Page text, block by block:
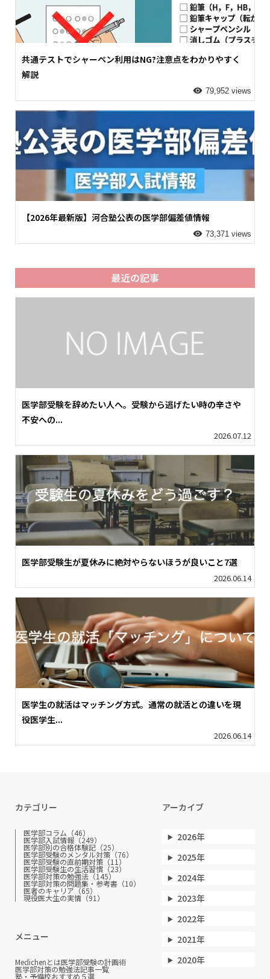
共通テストでシャーペン利用はNG?注意点をわかりやすく
解説
79,952 views
【2026年最新版】河合塾公表の医学部偏差値情報
73,371 views
最近の記事
医学部受験を辞めたい人へ。受験から逃げたい時の辛さや
不安への...
2026.07.12
医学部受験生が夏休みに絶対やらないほうが良いこと7選
2026.06.14
医学生の就活はマッチング方式。通常の就活との違いを現
役医学生...
2026.06.14
カテゴリー
医学部コラム（46）
医学部入試情報（249）
医学部別の合格体験記（25）
医学部受験のメンタル対策（76）
医学部受験の直前期対策（11）
医学部受験生の生活習慣（23）
医学部対策の勉強法（145）
医学部対策の問題集・参考書（10）
医者のキャリア（65）
現役医大生の実情（91）
メニュー
Medichenとは医学部受験の計画術
医学部対策の勉強法記事一覧
塾・予備校おすすめ５選
アーカイブ
2026年
2025年
2024年
2023年
2022年
2021年
2020年